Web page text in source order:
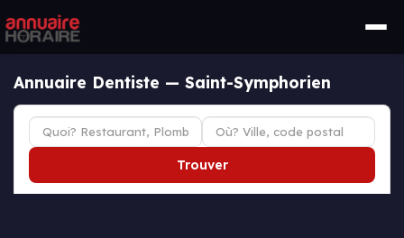
Annuaire Dentiste — Saint-Symphorien
Trouver